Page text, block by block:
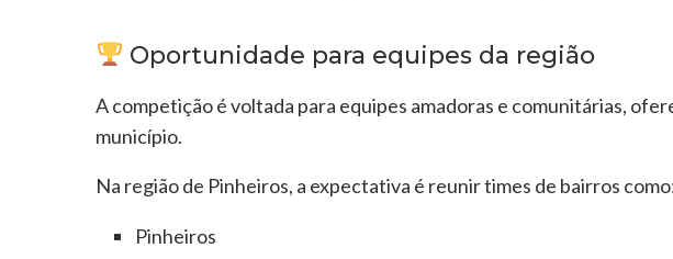
Oportunidade para equipes da região
A competição é voltada para equipes amadoras e comunitárias,
município.
Na região de Pinheiros, a expectativa é reunir times de bairros
Pinheiros